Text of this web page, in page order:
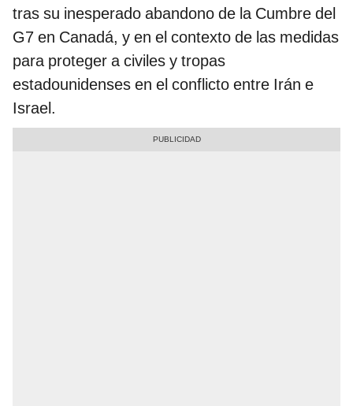
tras su inesperado abandono de la Cumbre del
G7 en Canadá, y en el contexto de las medidas
para proteger a civiles y tropas
estadounidenses en el conflicto entre Irán e
Israel.